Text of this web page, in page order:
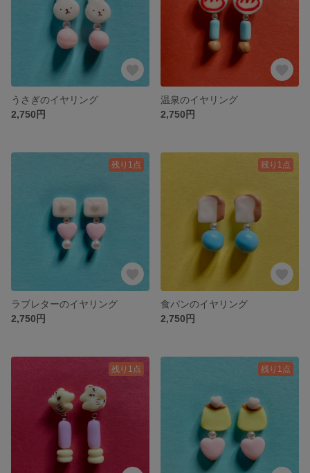
うさぎのイヤリング
2,750円
温泉のイヤリング
2,750円
残り1点
ラブレターのイヤリング
2,750円
残り1点
食パンのイヤリング
2,750円
残り1点 残り1点